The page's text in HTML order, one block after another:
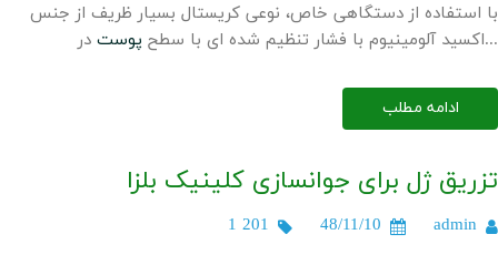
با استفاده از دستگاهی خاص، نوعی کریستال بسیار ظریف از جنس
اکسید آلومینیوم با فشار تنظیم شده ای با سطح پوست در...
ادامه مطلب
تزریق ژل برای جوانسازی کلینیک بلزا
admin
48/11/10
1 201